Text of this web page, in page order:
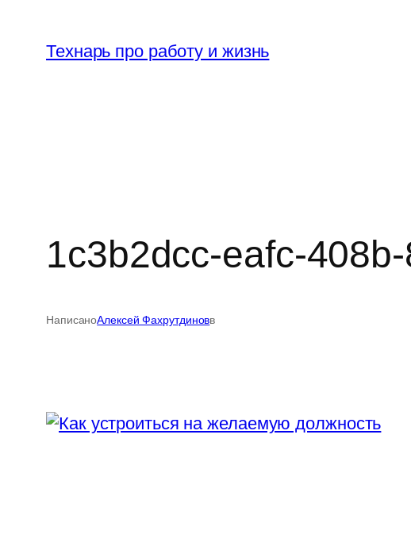
содержимому
Технарь про работу и жизнь
1c3b2dcc-eafc-
НаписаноАлексей Фахрутдиновв